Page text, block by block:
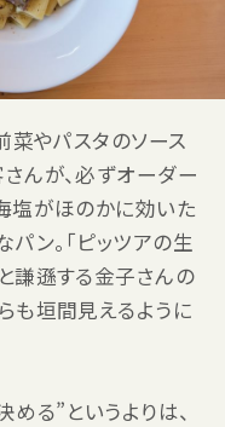
菜やパスタのソース
んが、必ずオーダー
塩がほのかに効いた
ン。「ピッツアの生
謙遜する金子さんの
も垣間見えるように
る”というよりは、